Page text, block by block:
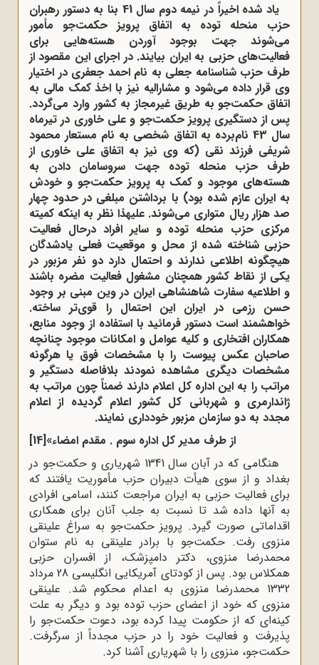
یاد شده اخیراً در نیمه دوم سال 41 بنا به دستور رهبران
حزب منحله توده به اتفاق پرویز حکمت‌جو مأمور
می‌شوند جهت بوجود آوردن هسته‌هایی برای
فعالیت‌های حزبی به ایران بیایند. در اجرای این مقصود از
طرف حزب شناسنامه جعلی به نام احمد جعفری در اختیار
وی قرار داده می‌شود و مشارالیه نیز با اخذ کمک مالی به
اتفاق حکمت‌جو به طریق غیرمجاز به کشور وارد می‌گردد.
پس از دستگیری پرویز حکمت‌جو و علی خاوری در تیرماه
سال 43 نام‌برده به اتفاق شخصی به نام مستعار محمود
شریفی فرزند نقی (که وی نیز به اتفاق علی خاوری از
طرف حزب منحله توده جهت سروسامان دادن به
هسته‌های موجود و کمک به پرویز حکمت‌جو و خودش
به ایران عازم شده بود) با برداشتن مبلغی در حدود چهار
صد هزار ریال متواری می‌شوند. علیهذا نظر به اینکه کمیته
مرکزی حزب منحله توده و سایر افراد درحال فعالیت
حزبی شناخته شده از محل و موقعیت فعلی یادشدگان
هیچگونه اطلاعی ندارند و احتمال دارد دو نفر مزبور در
یکی از نقاط کشور همچنان مشغول فعالیت مضره باشند
و اطلاعیه سفارت شاهنشاهی ایران در وین مبنی بر وجود
حسن رزمی در ایران این احتمال را قوی‌تر ساخته.
خواهشمند است دستور فرمائید با استفاده از وجود منابع،
همکاران افتخاری و کلیه عوامل و امکانات موجود چنانچه
صاحبان عکس پیوست را با مشخصات فوق یا هرگونه
مشخصات دیگری مشاهده نمودند بلافاصله دستگیر و
مراتب را به این اداره کل اعلام دارند ضمناً چون مراتب به
ژاندارمری و شهربانی کل کشور اعلام گردیده از اعلام
مجدد به دو سازمان مزبور خودداری نمایند.
از طرف مدیر کل اداره سوم . مقدم امضاء»[14]
هنگامی که در آبان سال 1341 شهریاری و حکمت‌جو در
بغداد و از سوی هیأت دبیران حزب مأموریت یافتند که
برای فعالیت حزبی به ایران مراجعت کنند، اسامی افرادی
به آنها داده شد تا نسبت به جلب آنان برای همکاری
اقداماتی صورت گیرد. پرویز حکمت‌جو به سراغ علینقی
منزوی رفت. حکمت‌جو با برادر علینقی به نام ستوان
محمدرضا منزوی، دکتر دامپزشک، از افسران حزبی
همکلاس بود. پس از کودتای آمریکایی انگلیسی 28 مرداد
1332 محمدرضا منزوی به اعدام محکوم شد. علینقی
منزوی که خود از اعضای حزب توده بود و دیگر به علت
کینه‌ای که از حکومت پیدا کرده بود، دعوت حکمت‌جو را
پذیرفت و فعالیت خود را در حزب مجدداً از سرگرفت.
حکمت‌جو، منزوی را با شهریاری آشنا کرد.